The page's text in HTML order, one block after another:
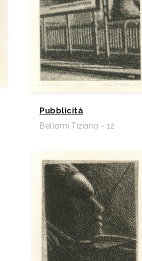
Pubblicità
Bellomi Tiziano - 12